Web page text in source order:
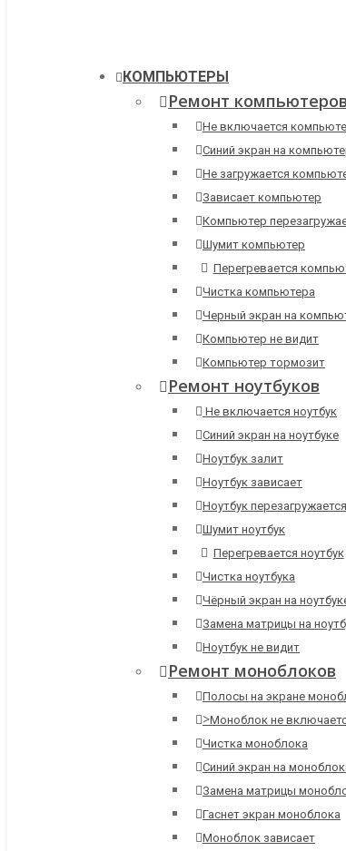
КОМПЬЮТЕРЫ
Ремонт компьютеров
Не включается
Синий экран на
Не загружается
Зависает компьютер
Компьютер
Шумит компьютер
Перегревается
Чистка компьютера
Черный экран на
Компьютер не видит
Компьютер тормозит
Ремонт ноутбуков
Не включается ноутбук
Синий экран на ноутбуке
Ноутбук залит
Ноутбук зависает
Ноутбук
Шумит ноутбук
Перегревается ноутбук
Чистка ноутбука
Чёрный экран на
Замена матрицы на
Ноутбук не видит
Ремонт моноблоков
Полосы на экране
>Моноблок не
Чистка моноблока
Синий экран на
Замена матрицы
Гаснет экран моноблока
Моноблок зависает